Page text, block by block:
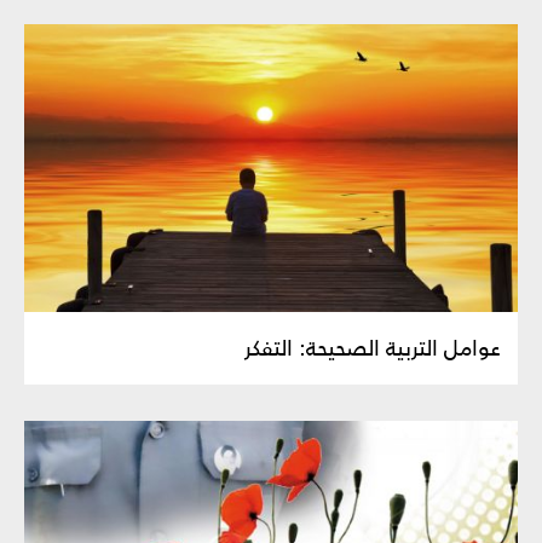
عوامل التربية الصحيحة: التفكر